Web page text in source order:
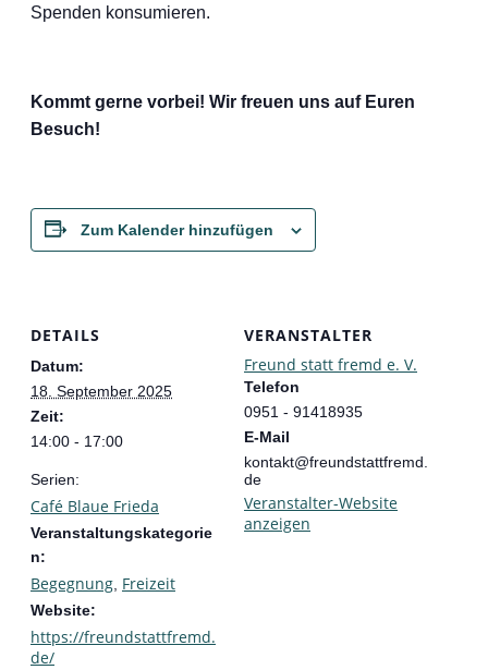
Spenden konsumieren.
Kommt gerne vorbei! Wir freuen uns auf Euren
Besuch!
Zum Kalender hinzufügen
DETAILS
Datum:
18. September 2025
Zeit:
14:00 - 17:00
Serien:
Café Blaue Frieda
Veranstaltungskategorie
n:
Begegnung Freizeit
Website:
https://freundstattfremd.
de/
VERANSTALTER
Freund statt fremd e. V.
Telefon
0951 - 91418935
E-Mail
kontakt@freundstattfremd.
de
Veranstalter-Website
anzeigen